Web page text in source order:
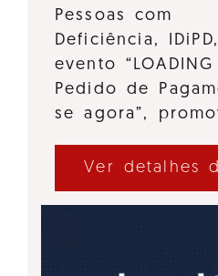
Pessoas com
Deficiência,
evento
Pedido de
se agora”,
Ver detalhes